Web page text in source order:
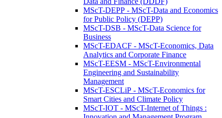
MScT-DEPP - MScT-Data and Economics
for Public Policy (DEPP)
MScT-DSB - MScT-Data Science for
Business
MScT-EDACF - MScT-Economics, Data
Analytics and Corporate Finance
MScT-EESM - MScT-Environmental
Engineering and Sustainability
Management
MScT-ESCLiP - MScT-Economics for
Smart Cities and Climate Policy
MScT-IOT - MScT-Internet of Things :